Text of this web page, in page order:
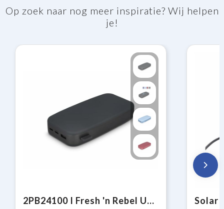
Op zoek naar nog meer inspiratie? Wij helpen
je!
2PB24100 I Fresh 'n Rebel USB-C Powerbank 24000mAh